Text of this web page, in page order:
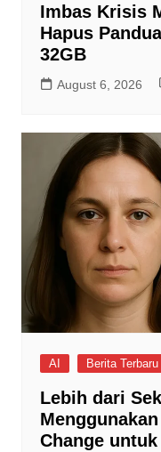
Imbas Krisis
Hapus
32GB
August 6, 2026
AI Berita Terbaru
Lebih dari
Change